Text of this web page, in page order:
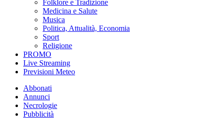
Folklore e Tradizione
Medicina e Salute
Musica
Politica, Attualità, Economia
Sport
Religione
PROMO
Live Streaming
Previsioni Meteo
Abbonati
Annunci
Necrologie
Pubblicità